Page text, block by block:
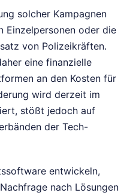
solcher Kampagnen
Einzelpersonen oder die
von Polizeikräften.
eine finanzielle
an den Kosten für
wird derzeit im
stößt jedoch auf
der Tech-
entwickeln,
nach Lösungen